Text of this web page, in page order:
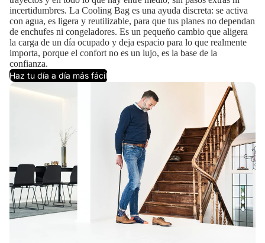
incertidumbres. La Cooling Bag es una ayuda discreta: se activa
con agua, es ligera y reutilizable, para que tus planes no dependan
de enchufes ni congeladores. Es un pequeño cambio que aligera
la carga de un día ocupado y deja espacio para lo que realmente
importa, porque el confort no es un lujo, es la base de la
confianza.
Haz tu día a día más fácil